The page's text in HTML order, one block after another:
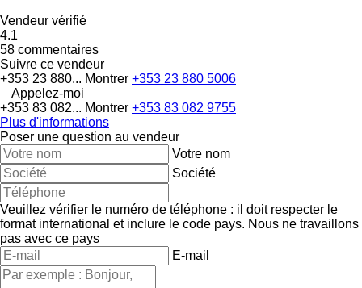
Vendeur vérifié
4.1
58 commentaires
Suivre ce vendeur
+353 23 880... Montrer +353 23 880 5006
Appelez-moi
+353 83 082... Montrer +353 83 082 9755
Plus d'informations
Poser une question au vendeur
Votre nom
Société
Veuillez vérifier le numéro de téléphone : il doit respecter le
format international et inclure le code pays. Nous ne travaillons
pas avec ce pays
E-mail